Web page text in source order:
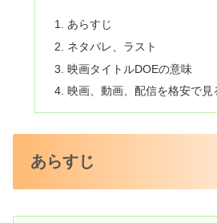
あらすじ
ネタバレ、ラスト
映画タイトルDOEの意味
映画、動画、配信を格安で見
あらすじ